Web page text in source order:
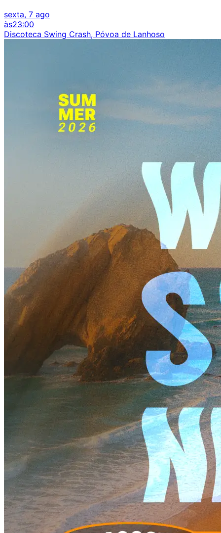
sexta, 7 ago
às23:00
Discoteca Swing Crash, Póvoa de Lanhoso